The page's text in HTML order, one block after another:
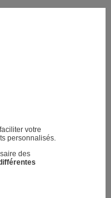
votre
personnalisés.
des